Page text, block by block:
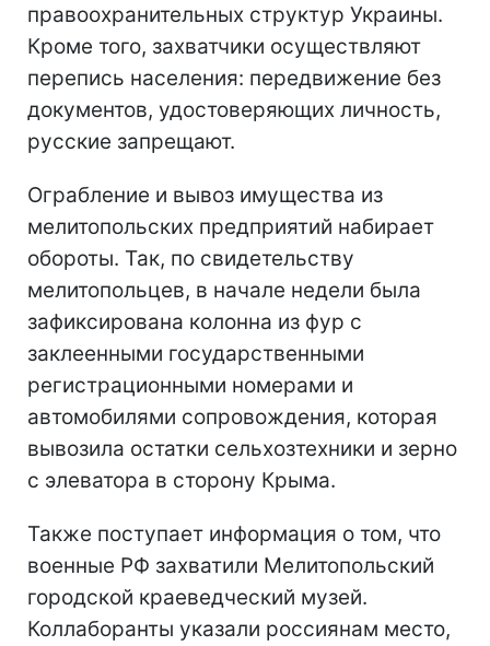
правоохранительных структур Украины.
Кроме того, захватчики осуществляют
перепись населения: передвижение без
документов, удостоверяющих личность,
русские запрещают.
Ограбление и вывоз имущества из
мелитопольских предприятий набирает
обороты. Так, по свидетельству
мелитопольцев, в начале недели была
зафиксирована колонна из фур с
заклеенными государственными
регистрационными номерами и
автомобилями сопровождения, которая
вывозила остатки сельхозтехники и зерно
с элеватора в сторону Крыма.
Также поступает информация о том, что
военные РФ захватили Мелитопольский
городской краеведческий музей.
Коллаборанты указали россиянам место,